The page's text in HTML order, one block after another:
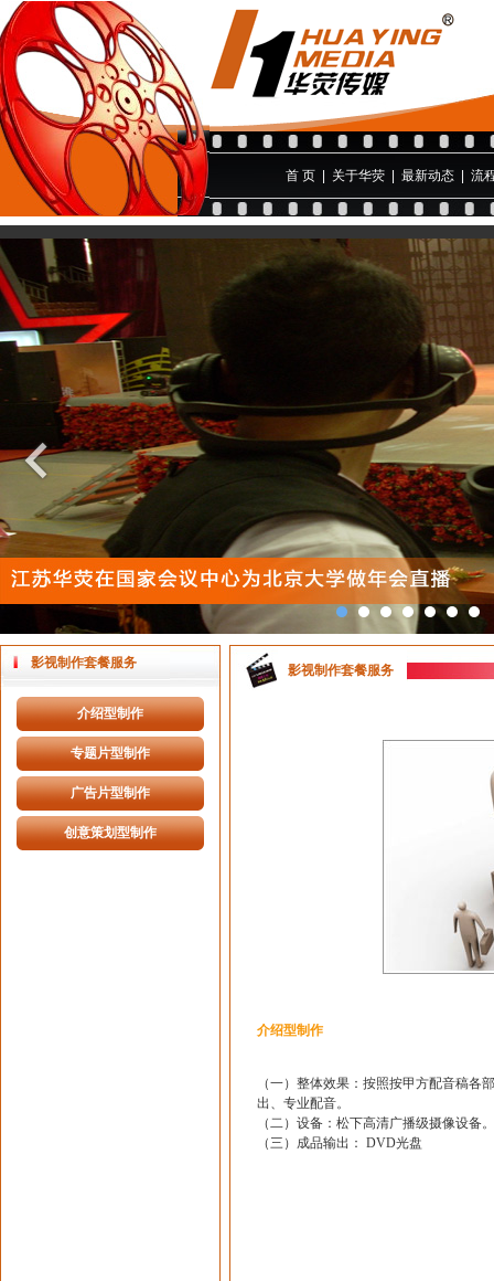
首 页| 关于华荧| 最新动态| 流
影视制作套餐服务
介绍型制作
专题片型制作
广告片型制作
创意策划型制作
影视制作套餐服务
介绍型制作
（一）整体效果：按照按甲方配音稿各
出、专业配音。
（二）设备：松下高清广播级摄像设备。
（三）成品输出： DVD光盘